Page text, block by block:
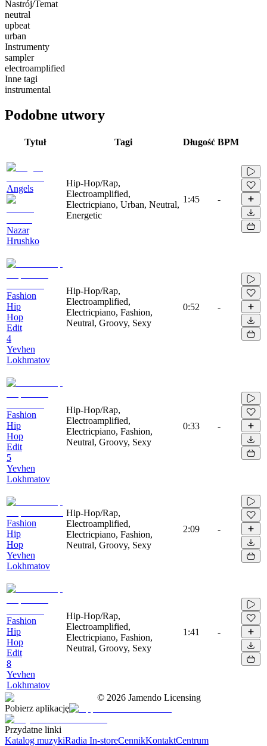
Nastrój/Temat
neutral
upbeat
urban
Instrumenty
sampler
electroamplified
Inne tagi
instrumental
Podobne utwory
Tytuł Tagi Długość BPM
Angels
Nazar
Hrushko
Hip-Hop/Rap,
Electroamplified,
Electricpiano, Urban, Neutral,
Energetic
1:45 -
Fashion
Hip
Hop
Edit
4
Yevhen
Lokhmatov
Hip-Hop/Rap,
Electroamplified,
Electricpiano, Fashion,
Neutral, Groovy, Sexy
0:52 -
Fashion
Hip
Hop
Edit
5
Yevhen
Lokhmatov
Hip-Hop/Rap,
Electroamplified,
Electricpiano, Fashion,
Neutral, Groovy, Sexy
0:33 -
Fashion
Hip
Hop
Yevhen
Lokhmatov
Hip-Hop/Rap,
Electroamplified,
Electricpiano, Fashion,
Neutral, Groovy, Sexy
2:09 -
Fashion
Hip
Hop
Edit
8
Yevhen
Lokhmatov
Hip-Hop/Rap,
Electroamplified,
Electricpiano, Fashion,
Neutral, Groovy, Sexy
1:41 -
© 2026 Jamendo Licensing
Pobierz aplikację
Przydatne linki
Katalog muzykiRadia In-storeCennikKontaktCentrum